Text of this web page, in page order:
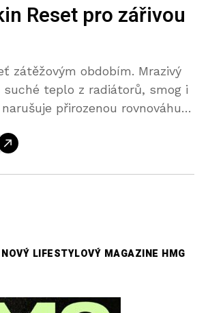
Reset pro zářivou
zátěžovým obdobím. Mrazivý
suché teplo z radiátorů, smog i
přirozenou rovnováhu
LIFESTYLOVÝ MAGAZINE HMG